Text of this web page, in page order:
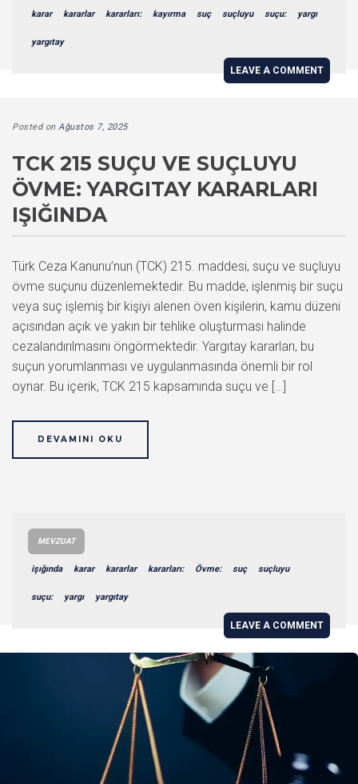
karar kararlar kararları: kayırma suç suçluyu suçu: yargı
yargıtay
LEAVE A COMMENT
Posted on Ağustos 7, 2025
TCK 215 SUÇU VE SUÇLUYU
ÖVME: YARGITAY KARARLARI
IŞIĞINDA
Türk Ceza Kanunu’nun (TCK) 215. maddesi, suçu ve suçluyu
övme suçunu düzenlemektedir. Bu madde, işlenmiş bir suçu
veya suç işlemiş bir kişiyi alenen öven kişilerin, kamu düzeni
açısından açık ve yakın bir tehlike oluşturması halinde
cezalandırılmasını öngörmektedir. Yargıtay kararları, bu
suçun yorumlanması ve uygulanmasında önemli bir rol
oynar. Bu içerik, TCK 215 kapsamında suçu ve […]
DEVAMINI OKU
MEVZUAT
işığında karar kararlar kararları: Övme: suç suçluyu
suçu: yargı yargıtay
LEAVE A COMMENT